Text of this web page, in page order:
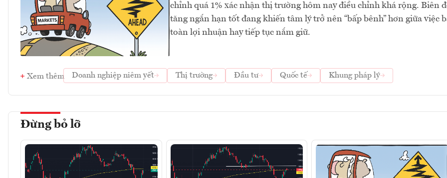
chỉnh quá 1% xác nhận thị trường hôm nay điều chỉnh khá rộng. Biên
tăng ngắn hạn tốt đang khiến tâm lý trở nên “bấp bênh” hơn giữa việc
toàn lợi nhuận hay tiếp tục nắm giữ.
Xem thêm Doanh nghiệp niêm yết Thị trường Đầu tư Quốc tế Khung pháp lý
Đừng bỏ lỡ